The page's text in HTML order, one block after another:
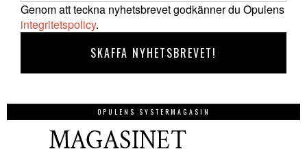
Genom att teckna nyhetsbrevet godkänner du Opulens
integritetspolicy.
OPULENS SYSTERMAGASIN